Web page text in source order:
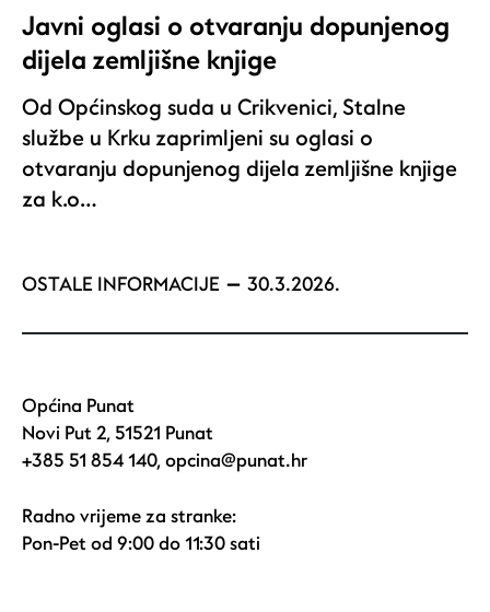
Javni oglasi o otvaranju dopunjenog
dijela zemljišne knjige
Od Općinskog suda u Crikvenici, Stalne
službe u Krku zaprimljeni su oglasi o
otvaranju dopunjenog dijela zemljišne knjige
za k.o…
OSTALE INFORMACIJE 30.3.2026.
Općina Punat
Novi Put 2, 51521 Punat
+385 51 854 140,opcina@punat.hr
Radno vrijeme za stranke:
Pon-Pet od 9:00 do 11:30 sati